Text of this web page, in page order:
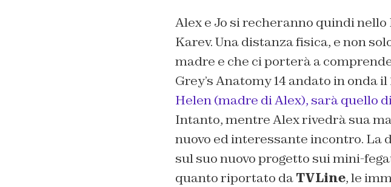
Alex e Jo si recheranno quindi
Karev. Una distanza fisica, e non
madre e che ci porterà a
Grey’s Anatomy 14 andato in onda
Helen (madre di Alex), sarà quello
Intanto, mentre Alex rivedrà sua
nuovo ed interessante incontro. La
sul suo nuovo progetto sui mini-
quanto riportato daTVLine, le